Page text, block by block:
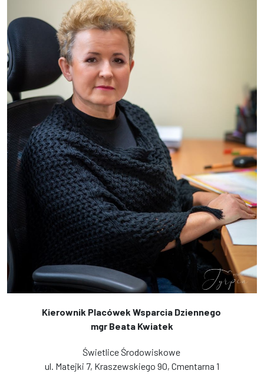
Kierownik Placówek Wsparcia Dziennego
mgr Beata Kwiatek
Świetlice Środowiskowe
ul. Matejki 7, Kraszewskiego 90, Cmentarna 1